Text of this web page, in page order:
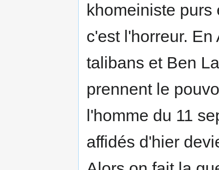
khomeiniste purs
c'est l'horreur.
talibans et Ben
prennent le
l'homme du 11
affidés d'hier